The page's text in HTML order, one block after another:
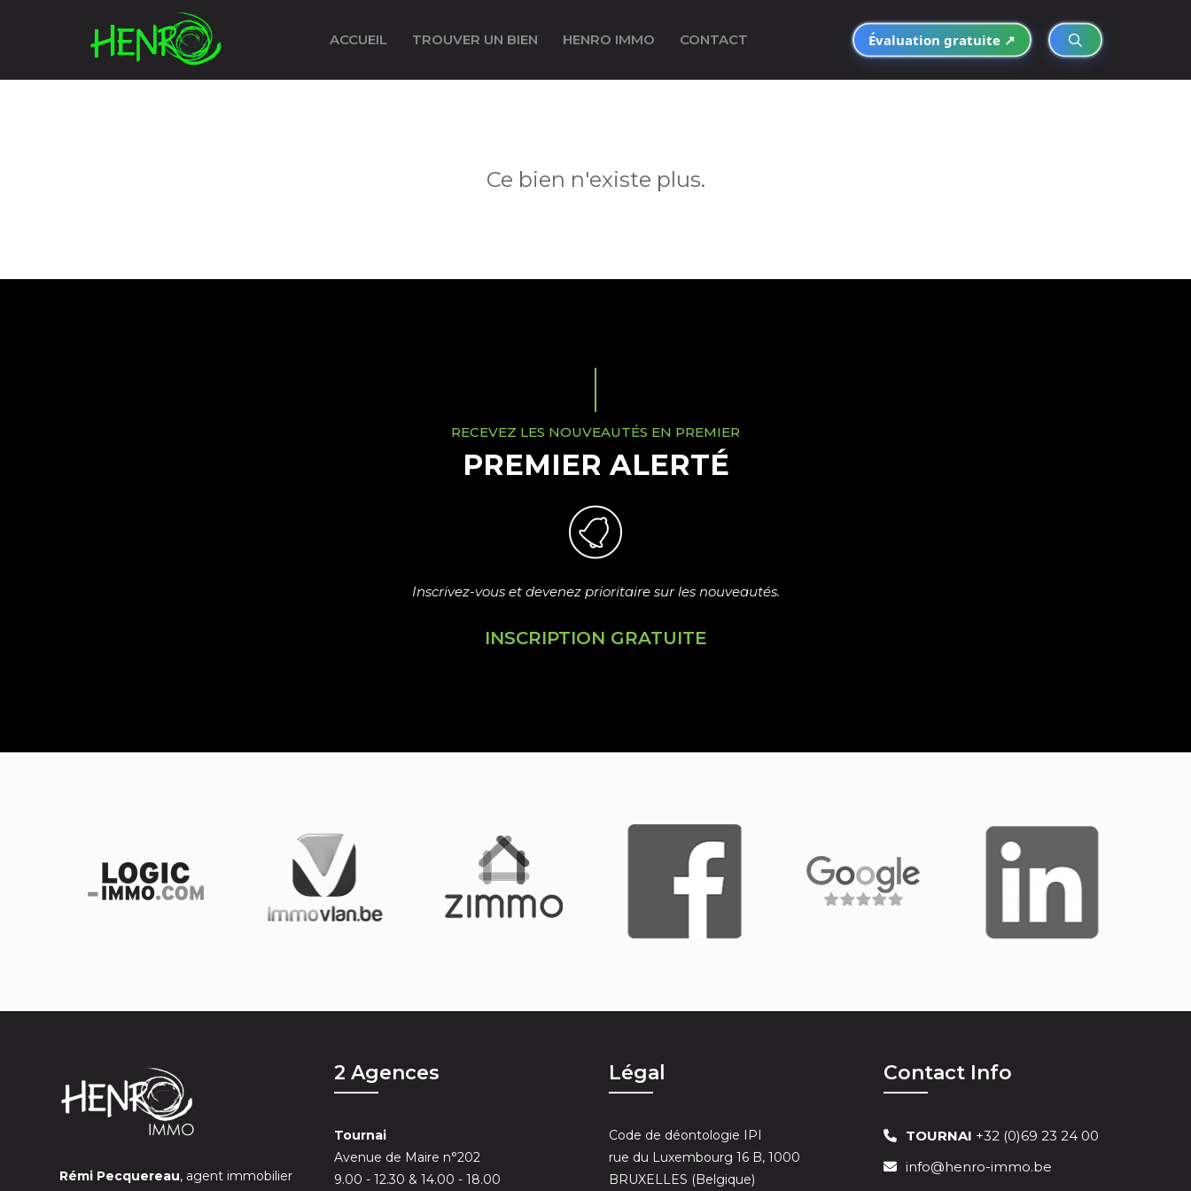
ACCUEIL TROUVER UN BIEN HENRO IMMO CONTACT Évaluation gratuite ↗
Ce bien n'existe plus.
RECEVEZ LES NOUVEAUTÉS EN PREMIER
PREMIER ALERTÉ
Inscrivez-vous et devenez prioritaire sur les nouveautés.
INSCRIPTION GRATUITE
Rémi Pecquereau, agent immobilier
2 Agences
Tournai
Avenue de Maire n°202
9.00 - 12.30 & 14.00 - 18.00
Légal
Code de déontologie IPI
rue du Luxembourg 16 B, 1000
BRUXELLES (Belgique)
Contact Info
TOURNAI +32 (0)69 23 24 00
info@henro-immo.be